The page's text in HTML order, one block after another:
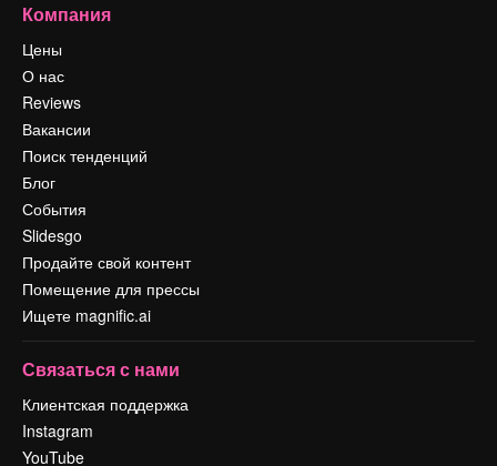
Компания
Цены
О нас
Reviews
Вакансии
Поиск тенденций
Блог
События
Slidesgo
Продайте свой контент
Помещение для прессы
Ищете magnific.ai
Связаться с нами
Клиентская поддержка
Instagram
YouTube